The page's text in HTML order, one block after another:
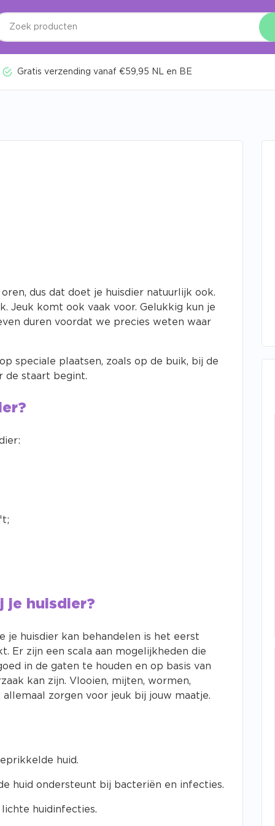
Gratis verzending vanaf €59,95 NL en BE
dus dat doet je huisdier natuurlijk ook.
Jeuk komt ook vaak voor. Gelukkig kun je
duren voordat we precies weten waar
speciale plaatsen, zoals op de buik, bij de
de staart begint.
je huisdier?
je huisdier kan behandelen is het eerst
Er zijn een scala aan mogelijkheden die
in de gaten te houden en op basis van
kan zijn. Vlooien, mijten, wormen,
zorgen voor jeuk bij jouw maatje.
huid.
huid ondersteunt bij bacteriën en infecties.
huidinfecties.